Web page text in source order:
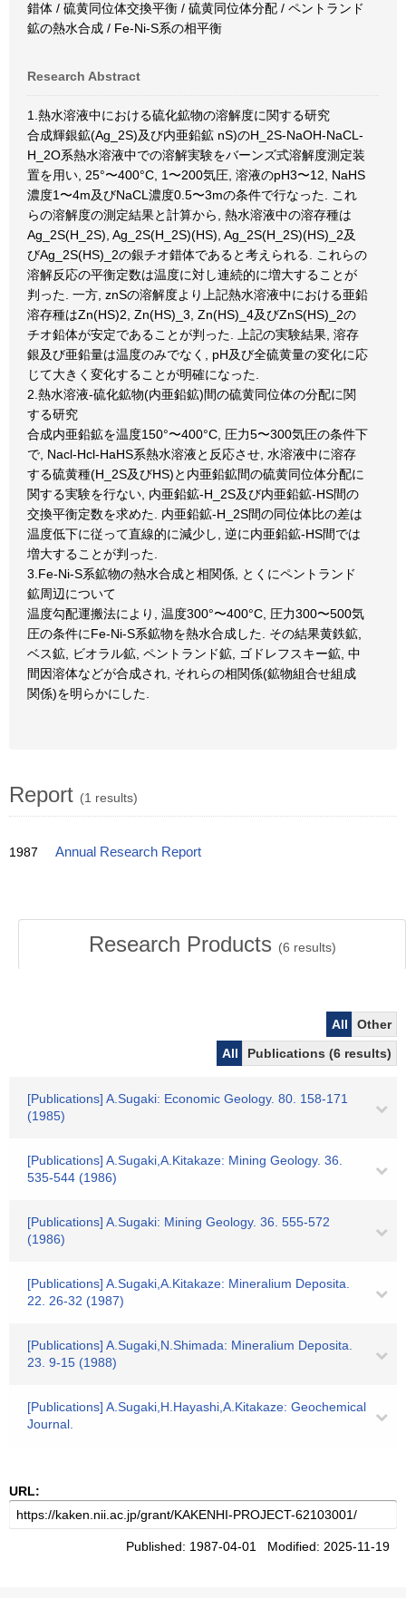
錯体 / 硫黄同位体交換平衡 / 硫黄同位体分配 / ペントランド
鉱の熱水合成 / Fe-Ni-S系の相平衡
Research Abstract
1.熱水溶液中における硫化鉱物の溶解度に関する研究
合成輝銀鉱(Ag_2S)及び内亜鉛鉱 nS)のH_2S-NaOH-NaCL-
H_2O系熱水溶液中での溶解実験をバーンズ式溶解度測定装
置を用い, 25°〜400°C, 1〜200気圧, 溶液のpH3〜12, NaHS
濃度1〜4m及びNaCL濃度0.5〜3mの条件で行なった. これ
らの溶解度の測定結果と計算から, 熱水溶液中の溶存種は
Ag_2S(H_2S), Ag_2S(H_2S)(HS), Ag_2S(H_2S)(HS)_2及
びAg_2S(HS)_2の銀チオ錯体であると考えられる. これらの
溶解反応の平衡定数は温度に対し連続的に増大することが
判った. 一方, znSの溶解度より上記熱水溶液中における亜鉛
溶存種はZn(HS)2, Zn(HS)_3, Zn(HS)_4及びZnS(HS)_2の
チオ鉛体が安定であることが判った. 上記の実験結果, 溶存
銀及び亜鉛量は温度のみでなく, pH及び全硫黄量の変化に応
じて大きく変化することが明確になった.
2.熱水溶液-硫化鉱物(内亜鉛鉱)間の硫黄同位体の分配に関
する研究
合成内亜鉛鉱を温度150°〜400°C, 圧力5〜300気圧の条件下
で, Nacl-Hcl-HaHS系熱水溶液と反応させ, 水溶液中に溶存
する硫黄種(H_2S及びHS)と内亜鉛鉱間の硫黄同位体分配に
関する実験を行ない, 内亜鉛鉱-H_2S及び内亜鉛鉱-HS間の
交換平衡定数を求めた. 内亜鉛鉱-H_2S間の同位体比の差は
温度低下に従って直線的に減少し, 逆に内亜鉛鉱-HS間では
増大することが判った.
3.Fe-Ni-S系鉱物の熱水合成と相関係, とくにペントランド
鉱周辺について
温度勾配運搬法により, 温度300°〜400°C, 圧力300〜500気
圧の条件にFe-Ni-S系鉱物を熱水合成した. その結果黄鉄鉱,
ベス鉱, ビオラル鉱, ペントランド鉱, ゴドレフスキー鉱, 中
間因溶体などが合成され, それらの相関係(鉱物組合せ組成
関係)を明らかにした.
Report (1 results)
1987 Annual Research Report
Research Products (6 results)
All
Other
All
Publications (6 results)
[Publications] A.Sugaki: Economic Geology. 80. 158-171
(1985)
[Publications] A.Sugaki,A.Kitakaze: Mining Geology. 36.
535-544 (1986)
[Publications] A.Sugaki: Mining Geology. 36. 555-572
(1986)
[Publications] A.Sugaki,A.Kitakaze: Mineralium Deposita.
22. 26-32 (1987)
[Publications] A.Sugaki,N.Shimada: Mineralium Deposita.
23. 9-15 (1988)
[Publications] A.Sugaki,H.Hayashi,A.Kitakaze: Geochemical
Journal.
URL:
Published: 1987-04-01 Modified: 2025-11-19